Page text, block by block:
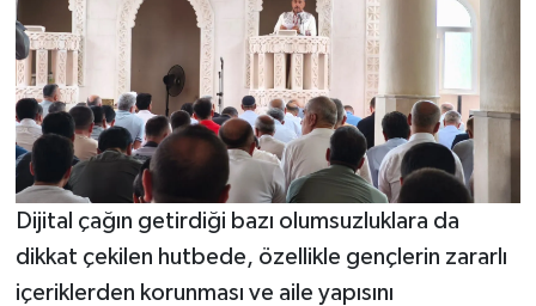
Dijital çağın getirdiği bazı olumsuzluklara da
dikkat çekilen hutbede, özellikle gençlerin zararlı
içeriklerden korunması ve aile yapısını